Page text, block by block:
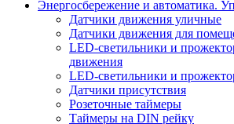
Энергосбережение и автоматика.
Датчики движения уличные
Датчики движения для
LED-светильники и
движения
LED-светильники и
Датчики присутствия
Розеточные таймеры
Таймеры на DIN рейку